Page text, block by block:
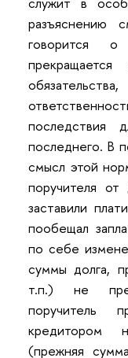
говорится
последствия
последнего. В
смысл этой
поручителя
заставили
пообещал
по себе
суммы долга,
т.п.) не
поручитель
кредитором
(прежняя